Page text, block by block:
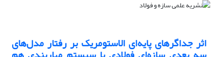
اثر جداگرهای پایه‌ای الاستومریک بر رفتار مدل‌های